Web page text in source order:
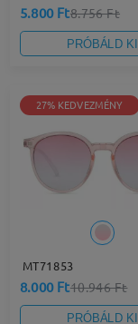
5.800 Ft8.756 Ft
PRÓBÁLD KI
27% KEDVEZMÉNY
MT71853
8.000 Ft10.946 Ft
PRÓBÁLD KI